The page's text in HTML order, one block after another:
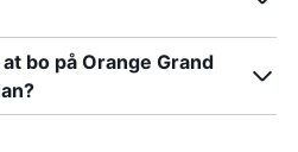
bo på Orange Grand